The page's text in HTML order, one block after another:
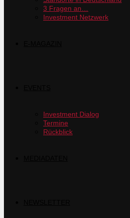
3 Fragen an…
Investment Netzwerk
Investment Dialog
Termine
Rückblick